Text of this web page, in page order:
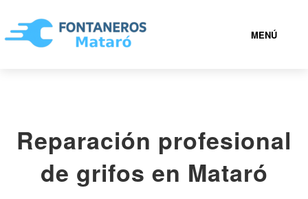
MENÚ
FONTANEROS MATARÓ BARATOS
Reparación profesional
de grifos en Mataró